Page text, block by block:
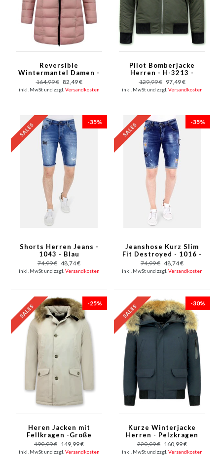
Reversible
Wintermantel Damen -
2161-P - Rosa
164,99 € 82,49 €
inkl. MwSt und zzgl. Versandkosten
Pilot Bomberjacke
Herren - H-3213 -
Grün
129,99 € 97,49 €
inkl. MwSt und zzgl. Versandkosten
-35%
Shorts Herren Jeans -
1043 - Blau
74,99 € 48,74 €
inkl. MwSt und zzgl. Versandkosten
-35%
Jeanshose Kurz Slim
Fit Destroyed - 1016 -
Blau
74,99 € 48,74 €
inkl. MwSt und zzgl. Versandkosten
-25%
Heren Jacken mit
Fellkragen -Große
Pelzkragen - Beige
199,99 € 149,99 €
inkl. MwSt und zzgl. Versandkosten
-30%
Kurze Winterjacke
Herren - Pelzkragen
Bomberjacke - Blau
229,99 € 160,99 €
inkl. MwSt und zzgl. Versandkosten